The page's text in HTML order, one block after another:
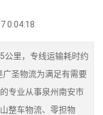
0:04:18
里，专线运输耗时约
圣物流为满足有需要
专业从事泉州南安市
整车物流、零担物